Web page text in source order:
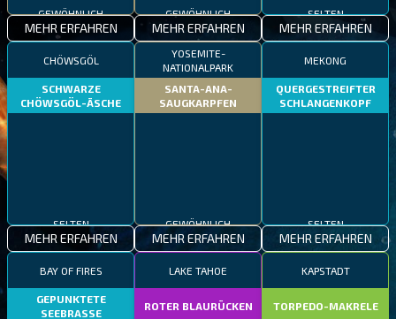
MEHR ERFAHREN MEHR ERFAHREN MEHR ERFAHREN
CHÖWSGÖL
SCHWARZE
CHÖWSGÖL-ÄSCHE
MEHR ERFAHREN
YOSEMITE-
NATIONALPARK
SANTA-ANA-
SAUGKARPFEN
MEHR ERFAHREN
MEKONG
QUERGESTREIFTER
SCHLANGENKOPF
MEHR ERFAHREN
BAY OF FIRES
GEPUNKTETE
SEEBRASSE
LAKE TAHOE
ROTER BLAURÜCKEN
KAPSTADT
TORPEDO-MAKRELE